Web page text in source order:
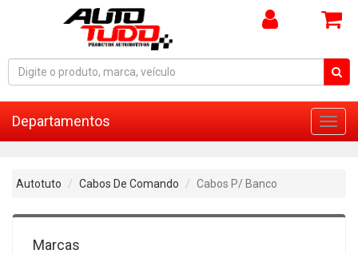
Departamentos
Autotuto Cabos De Comando Cabos P/ Banco
Marcas